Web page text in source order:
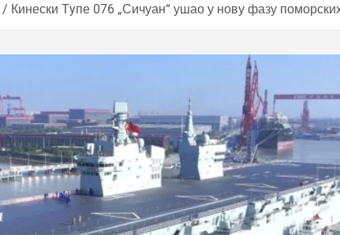
Кинески Тyпе 076 „Сичуан“ ушао у нову фазу